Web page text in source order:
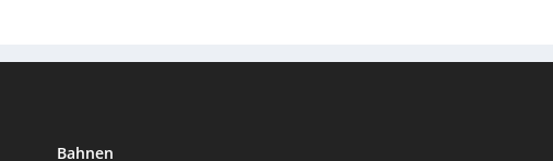
Bahnen